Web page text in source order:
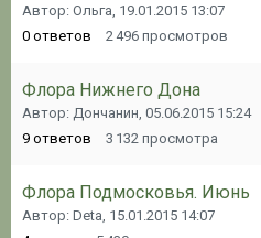
Автор: Ольга, 19.01.2015 13:07
0 ответов 2 496 просмотров
Флора Нижнего Дона
Автор: Дончанин, 05.06.2015 15:24
9 ответов 3 132 просмотра
Флора Подмосковья. Июнь
Автор: Deta, 15.01.2015 14:07